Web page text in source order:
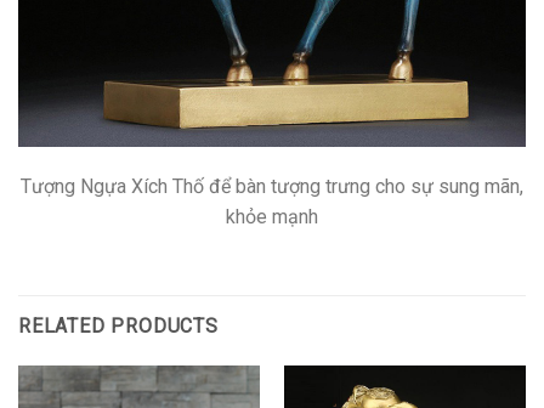
Tượng Ngựa Xích Thố để bàn tượng trưng cho sự sung mãn,
khỏe mạnh
RELATED PRODUCTS